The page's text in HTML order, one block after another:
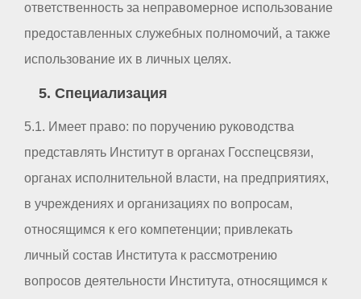
ответственность за неправомерное использование
предоставленных служебных полномочий, а также
использование их в личных целях.
5. Специализация
5.1. Имеет право: по поручению руководства
представлять Институт в органах Госспецсвязи,
органах исполнительной власти, на предприятиях,
в учреждениях и организациях по вопросам,
относящимся к его компетенции; привлекать
личный состав Института к рассмотрению
вопросов деятельности Института, относящимся к